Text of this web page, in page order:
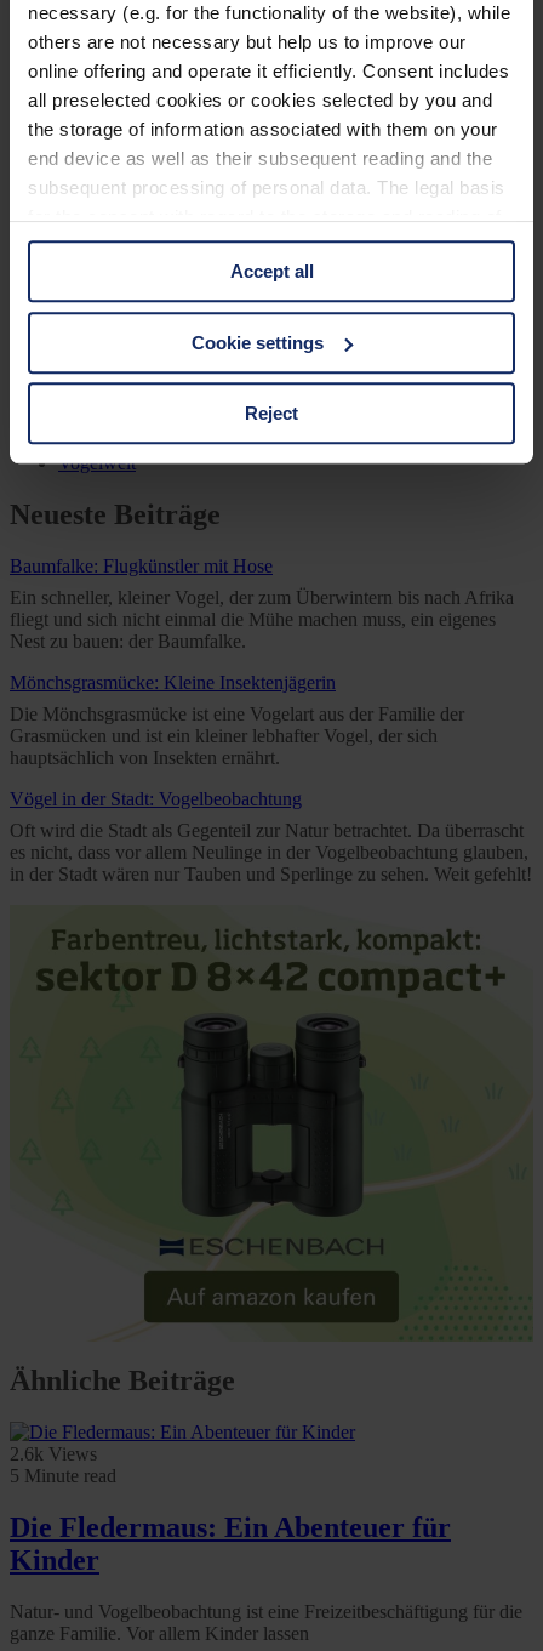
necessary (e.g. for the functionality of the website), while
others are not necessary but help us to improve our
online offering and operate it efficiently. Consent includes
all preselected cookies or cookies selected by you and
the storage of information associated with them on your
end device as well as their subsequent reading and the
subsequent processing of personal data. The legal basis
for the consent with regard to the storage and reading of
information is Art. 25 para. 1 TDDDG and with regard to
the processing of personal data Art. 6 para. 1 lit. a
GDPR. We also use cookies from third-party providers.
You can find a list of cookies under "Details". In these
third countries, in particular to the U.S.A.
You can consent to the use of non-essential cookies by
clicking on the "Accept all" button or change your mind by
clicking on "Reject". You can access your settings at any
time and deselect cookies at any time (in the Privacy
Policy and in the footer of our website).
Further information on the procedures used and your
rights can be found in ourPrivacy Policy
Accept all
Cookie settings
Reject
Previous Post
Zwergsumpfhuhn – unsichtbar und anspruchsvoll
Next Post
Steppenweihe – Greifvogel des Ostens
Ausrüstung
Reisen
Vogel des Jahres
Vogelwelt
Neueste Beiträge
Baumfalke: Flugkünstler mit Hose
Ein schneller, kleiner Vogel, der zum Überwintern bis nach Afrika
fliegt und sich nicht einmal die Mühe machen muss, ein eigenes
Nest zu bauen: der Baumfalke.
Mönchsgrasmücke: Kleine Insektenjägerin
Die Mönchsgrasmücke ist eine Vogelart aus der Familie der
Grasmücken und ist ein kleiner lebhafter Vogel, der sich
hauptsächlich von Insekten ernährt.
Vögel in der Stadt: Vogelbeobachtung
Oft wird die Stadt als Gegenteil zur Natur betrachtet. Da überrascht
es nicht, dass vor allem Neulinge in der Vogelbeobachtung glauben,
in der Stadt wären nur Tauben und Sperlinge zu sehen. Weit gefehlt!
Ähnliche Beiträge
2.6k Views
5 Minute read
Die Fledermaus: Ein Abenteuer für
Kinder
Natur- und Vogelbeobachtung ist eine Freizeitbeschäftigung für die
ganze Familie. Vor allem Kinder lassen